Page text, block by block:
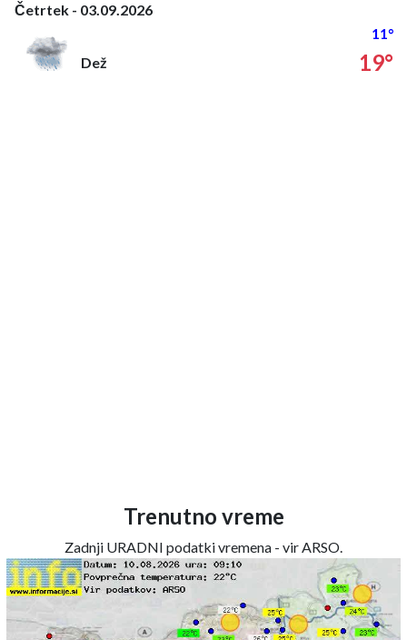
Četrtek - 03.09.2026
11°
Dež
19°
Trenutno vreme
Zadnji URADNI podatki vremena - vir ARSO.